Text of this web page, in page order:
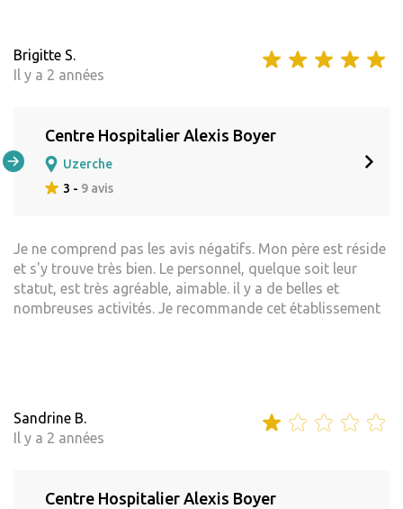
Brigitte S.
Il y a 2 années
Centre Hospitalier Alexis Boyer
Uzerche
3 - 9 avis
Je ne comprend pas les avis négatifs. Mon père est réside
et s'y trouve très bien. Le personnel, quelque soit leur
statut, est très agréable, aimable. il y a de belles et
nombreuses activités. Je recommande cet établissement
Sandrine B.
Il y a 2 années
Centre Hospitalier Alexis Boyer